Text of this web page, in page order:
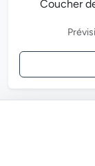
Coucher